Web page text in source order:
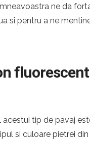
ne da
si pentru a ne
acestui tip de pavaj
si culoare pietrei